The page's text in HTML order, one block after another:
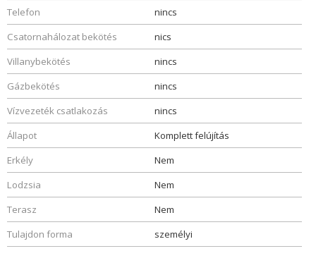
Telefon
nincs
Csatornahálozat bekötés
nics
Villanybekötés
nincs
Gázbekötés
nincs
Vízvezeték csatlakozás
nincs
Állapot
Komplett felújítás
Erkély
Nem
Lodzsia
Nem
Terasz
Nem
Tulajdon forma
személyi